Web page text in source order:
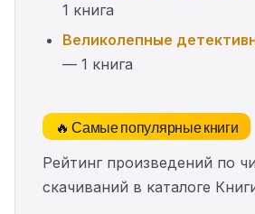
1 книга
Великолепные
— 1 книга
🔥 Самые популярные книги
Рейтинг произведений по
скачиваний в каталоге